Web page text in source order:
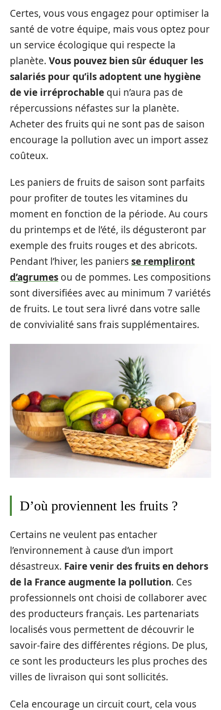
Certes, vous vous engagez pour optimiser la
santé de votre équipe, mais vous optez pour
un service écologique qui respecte la
planète. Vous pouvez bien sûr éduquer les
salariés pour qu’ils adoptent une hygiène
de vie irréprochable qui n’aura pas de
répercussions néfastes sur la planète.
Acheter des fruits qui ne sont pas de saison
encourage la pollution avec un import assez
coûteux.
Les paniers de fruits de saison sont parfaits
pour profiter de toutes les vitamines du
moment en fonction de la période. Au cours
du printemps et de l’été, ils dégusteront par
exemple des fruits rouges et des abricots.
Pendant l’hiver, les paniersse rempliront
d’agrumes ou de pommes. Les compositions
sont diversifiées avec au minimum 7 variétés
de fruits. Le tout sera livré dans votre salle
de convivialité sans frais supplémentaires.
D’où proviennent les fruits ?
Certains ne veulent pas entacher
l’environnement à cause d’un import
désastreux. Faire venir des fruits en dehors
de la France augmente la pollution. Ces
professionnels ont choisi de collaborer avec
des producteurs français. Les partenariats
localisés vous permettent de découvrir le
savoir-faire des différentes régions. De plus,
ce sont les producteurs les plus proches des
villes de livraison qui sont sollicités.
Cela encourage un circuit court, cela vous